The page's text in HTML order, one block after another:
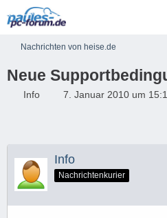
Nachrichten von heise.de
Neue
Info 7. Januar 2010 um
Info
Nachrichtenkurier